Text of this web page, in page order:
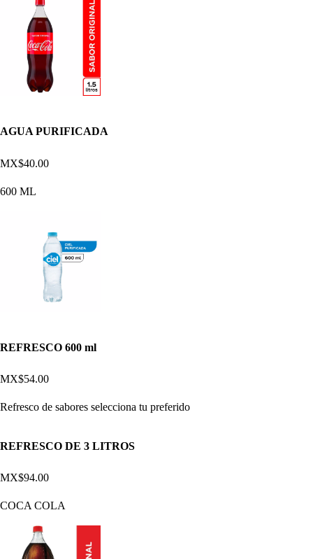
AGUA PURIFICADA
MX$40.00
600 ML
REFRESCO 600 ml
MX$54.00
Refresco de sabores selecciona tu preferido
REFRESCO DE 3 LITROS
MX$94.00
COCA COLA